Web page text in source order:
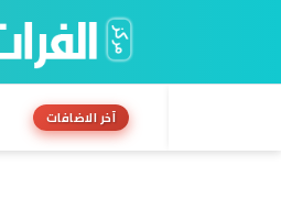
آخر الاضافات